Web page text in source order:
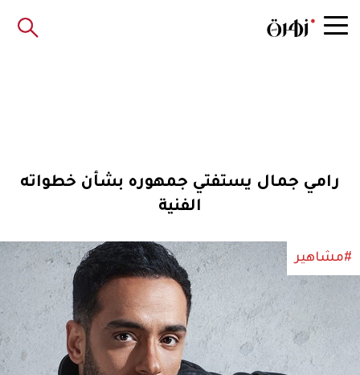
رامي جمال يستفتي جمهوره بشأن خطواته
الفنية
#مشاهير